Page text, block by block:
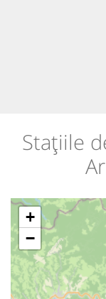
Stațiile
+
−